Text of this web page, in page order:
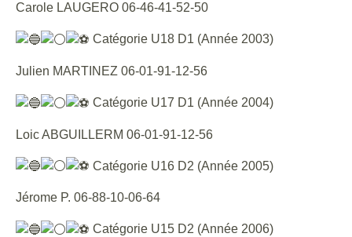
Carole LAUGERO 06-46-41-52-50
Catégorie U18 D1 (Année 2003)
Julien MARTINEZ 06-01-91-12-56
Catégorie U17 D1 (Année 2004)
Loic ABGUILLERM 06-01-91-12-56
Catégorie U16 D2 (Année 2005)
Jérome P. 06-88-10-06-64
Catégorie U15 D2 (Année 2006)